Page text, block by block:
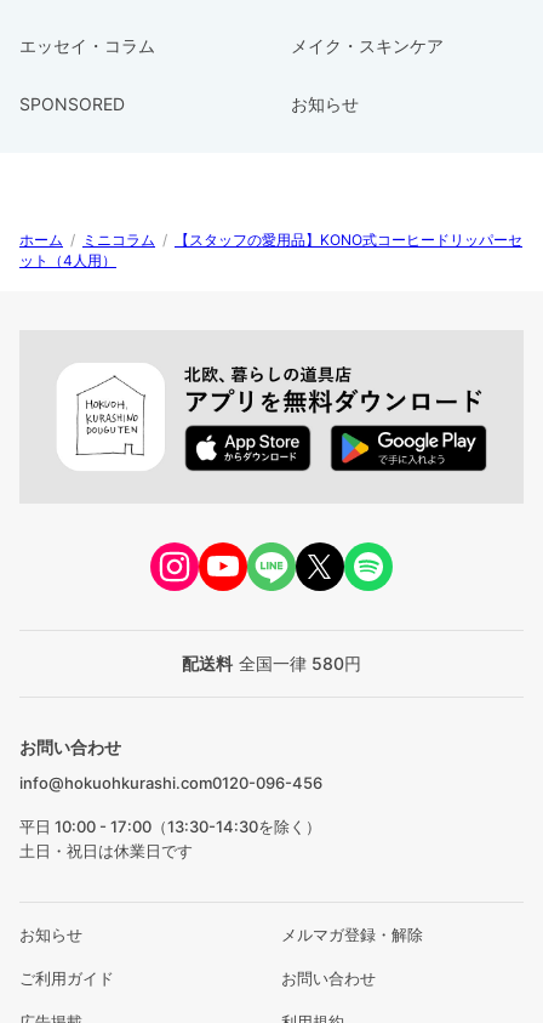
エッセイ・コラム メイク・スキンケア
SPONSORED お知らせ
ホーム / ミニコラム /
【スタッフの愛用品】KONO式コーヒードリッパーセ
ット（4人用）
配送料 全国一律 580円
お問い合わせ
info@hokuohkurashi.com0120-096-456
平日 10:00 - 17:00（13:30-14:30を除く）
土日・祝日は休業日です
お知らせ メルマガ登録・解除
ご利用ガイド お問い合わせ